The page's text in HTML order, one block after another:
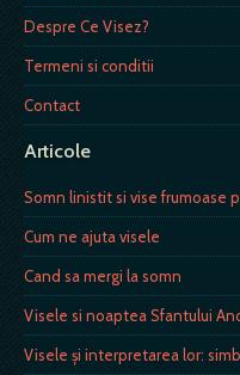
Despre Ce Visez?
Termeni si conditii
Contact
Articole
Somn linistit si vise frumoase
Cum ne ajuta visele
Cand sa mergi la somn
Visele si noaptea Sfantului
Visele și interpretarea lor: